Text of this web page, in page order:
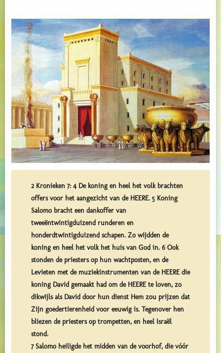
2 Kronieken 7: 4 De koning en heel het volk brachten
offers voor het aangezicht van de HEERE. 5 Koning
Salomo bracht een dankoffer van
tweeëntwintigduizend runderen en
honderdtwintigduizend schapen. Zo wijdden de
koning en heel het volk het huis van God in. 6 Ook
stonden de priesters op hun wachtposten, en de
Levieten met de muziekinstrumenten van de HEERE die
koning David gemaakt had om de HEERE te loven, zo
dikwijls als David door hun dienst Hem zou prijzen dat
Zijn goedertierenheid voor eeuwig is. Tegenover hen
bliezen de priesters op trompetten, en heel Israël
stond.
7 Salomo heiligde het midden van de voorhof, die vóór